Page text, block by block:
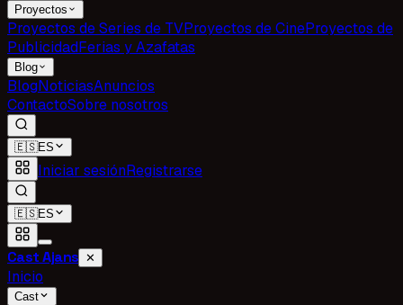
Proyectos
Proyectos de Series de TVProyectos de CineProyectos de
PublicidadFerias y Azafatas
Blog
BlogNoticiasAnuncios
ContactoSobre nosotros
🇪🇸ES
Iniciar sesiónRegistrarse
🇪🇸ES
Cast Ajans ✕
Inicio
Cast